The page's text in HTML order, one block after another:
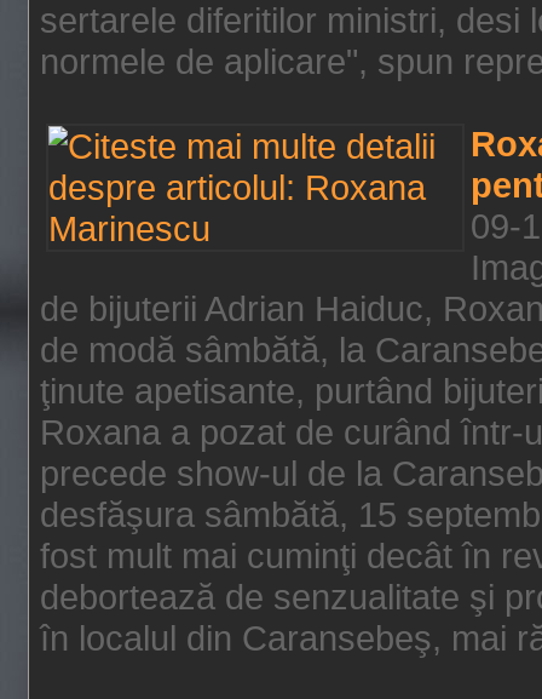
sertarele diferitilor ministri, desi
normele de aplicare", spun
09-
de bijuterii Adrian Haiduc,
de modă sâmbătă, la
ţinute apetisante, purtând
Roxana a pozat de curând
precede show-ul de la
desfăşura sâmbătă, 15
fost mult mai cuminţi decât în
debortează de senzualitate şi
în localul din Caransebeş, mai